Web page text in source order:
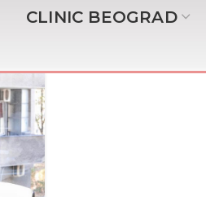
CLINIC BEOGRAD